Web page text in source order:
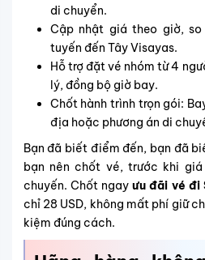
di chuyển.
Cập nhật giá theo giờ,
tuyến đến Tây Visayas.
Hỗ trợ đặt vé nhóm từ 4
lý, đồng bộ giờ bay.
Chốt hành trình trọn gói:
địa hoặc phương án di
Bạn đã biết điểm đến, bạn đã
bạn nên chốt vé, trước khi
chuyến. Chốt ngayưu đãi vé đi
chỉ 28 USD, không mất phí giữ
kiệm đúng cách.